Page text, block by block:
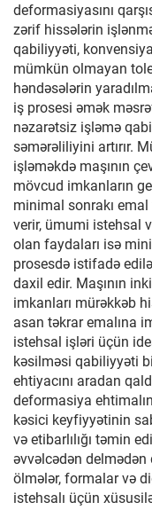
deformasiyasını
zərif hissələrin
qabiliyyəti,
mümkün olmayan
həndəsələrin
iş prosesi əmək
nəzarətsiz işləmə
səmərəliliyini artırır.
işləməkdə maşının
mövcud imkanların
minimal sonrakı
verir, ümumi istehsal
olan faydaları isə
prosesdə istifadə
daxil edir. Maşının
imkanları mürəkkəb
asan təkrar emalına
istehsal işləri üçün
kəsilməsi qabiliyyəti
ehtiyacını aradan
deformasiya
kəsici keyfiyyətinin
və etibarlılığı təmin
əvvəlcədən
ölmələr, formalar və
istehsalı üçün